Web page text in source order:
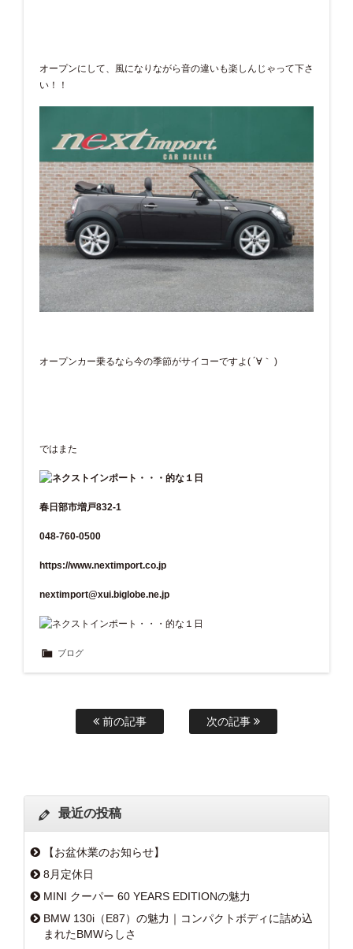
オープンにして、風になりながら音の違いも楽しんじゃって下さ
い！！
オープンカー乗るなら今の季節がサイコーですよ( ´∀｀ )
ではまた
春日部市増戸832-1
048-760-0500
https://www.nextimport.co.jp
nextimport@xui.biglobe.ne.jp
ブログ
前の記事 次の記事
最近の投稿
【お盆休業のお知らせ】
8月定休日
MINI クーパー 60 YEARS EDITIONの魅力
BMW 130i（E87）の魅力｜コンパクトボディに詰め込
まれたBMWらしさ